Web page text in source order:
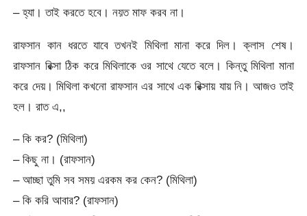
– হ্যা। তাই করতে হবে। নয়ত মাফ করব না।
রাফসান কান ধরতে যাবে তখনই মিথিলা মানা করে দিল। ক্লাস শেষ।
রাফসান রিক্সা ঠিক করে মিথিলাকে ওর সাথে যেতে বলে। কিন্তু মিথিলা মানা
করে দেয়। মিথিলা কখনো রাফসান এর সাথে এক রিক্সায় যায় নি। আজও তাই
হল। রাত এ,,
– কি কর? (মিথিলা)
– কিছু না। (রাফসান)
– আচ্ছা তুমি সব সময় এরকম কর কেন? (মিথিলা)
– কি করি আবার? (রাফসান)